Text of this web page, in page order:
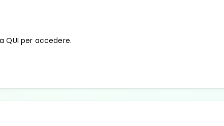
QUI per accedere.